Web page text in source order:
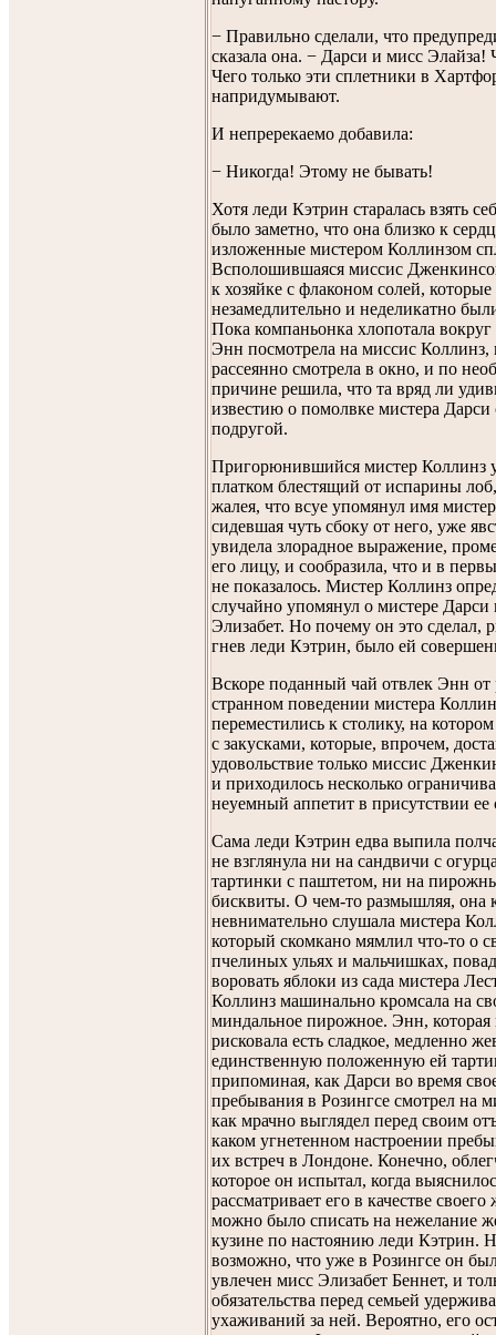
− Правильно сделали, что
сказала она. − Дарси и мисс Элайза!
Чего только эти сплетники в
напридумывают.
И непререкаемо добавила:
− Никогда! Этому не бывать!
Хотя леди Кэтрин старалась взять
было заметно, что она близко к
изложенные мистером Коллинзом
Всполошившаяся миссис
к хозяйке с флаконом солей, которые
незамедлительно и неделикатно
Пока компаньонка хлопотала
Энн посмотрела на миссис Коллинз,
рассеянно смотрела в окно, и по
причине решила, что та вряд ли
известию о помолвке мистера Дарси
подругой.
Пригорюнившийся мистер Коллинз
платком блестящий от испарины
жалея, что всуе упомянул имя
сидевшая чуть сбоку от него, уже
увидела злорадное выражение,
его лицу, и сообразила, что и в
не показалось. Мистер Коллинз
случайно упомянул о мистере Дарси
Элизабет. Но почему он это сделал,
гнев леди Кэтрин, было ей
Вскоре поданный чай отвлек Энн от
странном поведении мистера
переместились к столику, на
с закусками, которые, впрочем,
удовольствие только миссис
и приходилось несколько
неуемный аппетит в присутствии ее
Сама леди Кэтрин едва выпила
не взглянула ни на сандвичи с
тартинки с паштетом, ни на
бисквиты. О чем-то размышляя, она
невнимательно слушала мистера
который скомкано мямлил что-то о
пчелиных ульях и мальчишках,
воровать яблоки из сада мистера
Коллинз машинально кромсала на
миндальное пирожное. Энн, которая
рисковала есть сладкое, медленно
единственную положенную ей
припоминая, как Дарси во время
пребывания в Розингсе смотрел на
как мрачно выглядел перед своим
каком угнетенном настроении
их встреч в Лондоне. Конечно,
которое он испытал, когда
рассматривает его в качестве
можно было списать на нежелание
кузине по настоянию леди Кэтрин.
возможно, что уже в Розингсе он
увлечен мисс Элизабет Беннет, и
обязательства перед семьей
ухаживаний за ней. Вероятно, его